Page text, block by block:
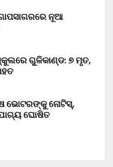
ନୂଆ
ଗୁଳିକାଣ୍ଡ: ୭ ମୃତ,
ଭୋଟରଙ୍କୁ ନୋଟିସ୍‌,
ଘୋଷିତ